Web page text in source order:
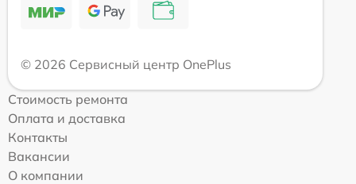
© 2026 Сервисный центр OnePlus
Стоимость ремонта
Оплата и доставка
Контакты
Вакансии
О компании